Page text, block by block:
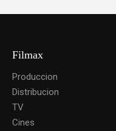
Filmax
Produccion
Distribucion
TV
Cines